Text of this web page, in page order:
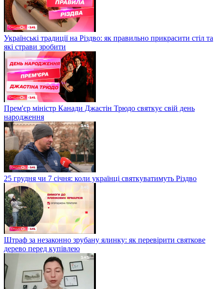
Українські традиції на Різдво: як правильно прикрасити стіл та
які страви зробити
Прем'єр міністр Канади Джастін Трюдо святкує свій день
народження
25 грудня чи 7 січня: коли українці святкуватимуть Різдво
Штраф за незаконно зрубану ялинку: як перевірити святкове
дерево перед купівлею